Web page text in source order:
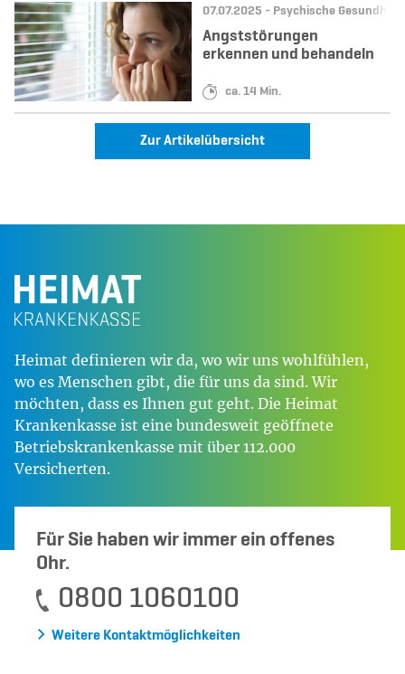
Datum:
07.07.2025 - Kategorie:
Psychische Gesundheit
Lesedauer:
ca. 14 Min.
Angststörungen
erkennen und behandeln
Zur Artikelübersicht
Heimat definieren wir da, wo wir uns wohlfühlen,
wo es Menschen gibt, die für uns da sind. Wir
möchten, dass es Ihnen gut geht. Die Heimat
Krankenkasse ist eine bundesweit geöffnete
Betriebskrankenkasse mit über 112.000
Versicherten.
Für Sie haben wir immer ein offenes
Ohr.
0800 1060100
Weitere Kontaktmöglichkeiten